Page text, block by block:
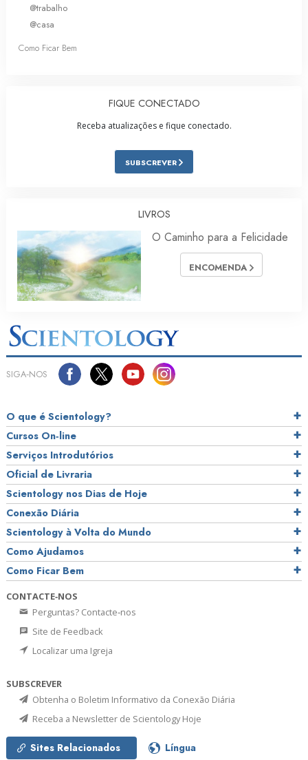
@trabalho
@casa
Como Ficar Bem
FIQUE CONECTADO
Receba atualizações e fique conectado.
SUBSCREVER
LIVROS
O Caminho para a Felicidade
ENCOMENDA
SIGA‑NOS
O que é Scientology?
Cursos On‑line
Serviços Introdutórios
Oficial de Livraria
Scientology nos Dias de Hoje
Conexão Diária
Scientology à Volta do Mundo
Como Ajudamos
Como Ficar Bem
CONTACTE‑NOS
Perguntas? Contacte‑nos
Site de Feedback
Localizar uma Igreja
SUBSCREVER
Obtenha o Boletim Informativo da Conexão Diária
Receba a Newsletter de Scientology Hoje
Sites Relacionados Língua